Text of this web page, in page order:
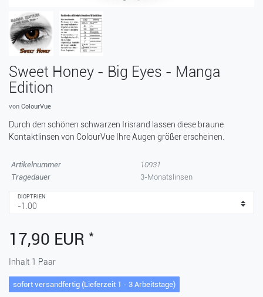
Sweet Honey - Big Eyes - Manga
Edition
von ColourVue
Durch den schönen schwarzen Irisrand lassen diese braune
Kontaktlinsen von ColourVue Ihre Augen größer erscheinen.
Artikelnummer
10931
Tragedauer
3-Monatslinsen
DIOPTRIEN
17,90 EUR *
Inhalt 1 Paar
sofort versandfertig (Lieferzeit 1 - 3 Arbeitstage)